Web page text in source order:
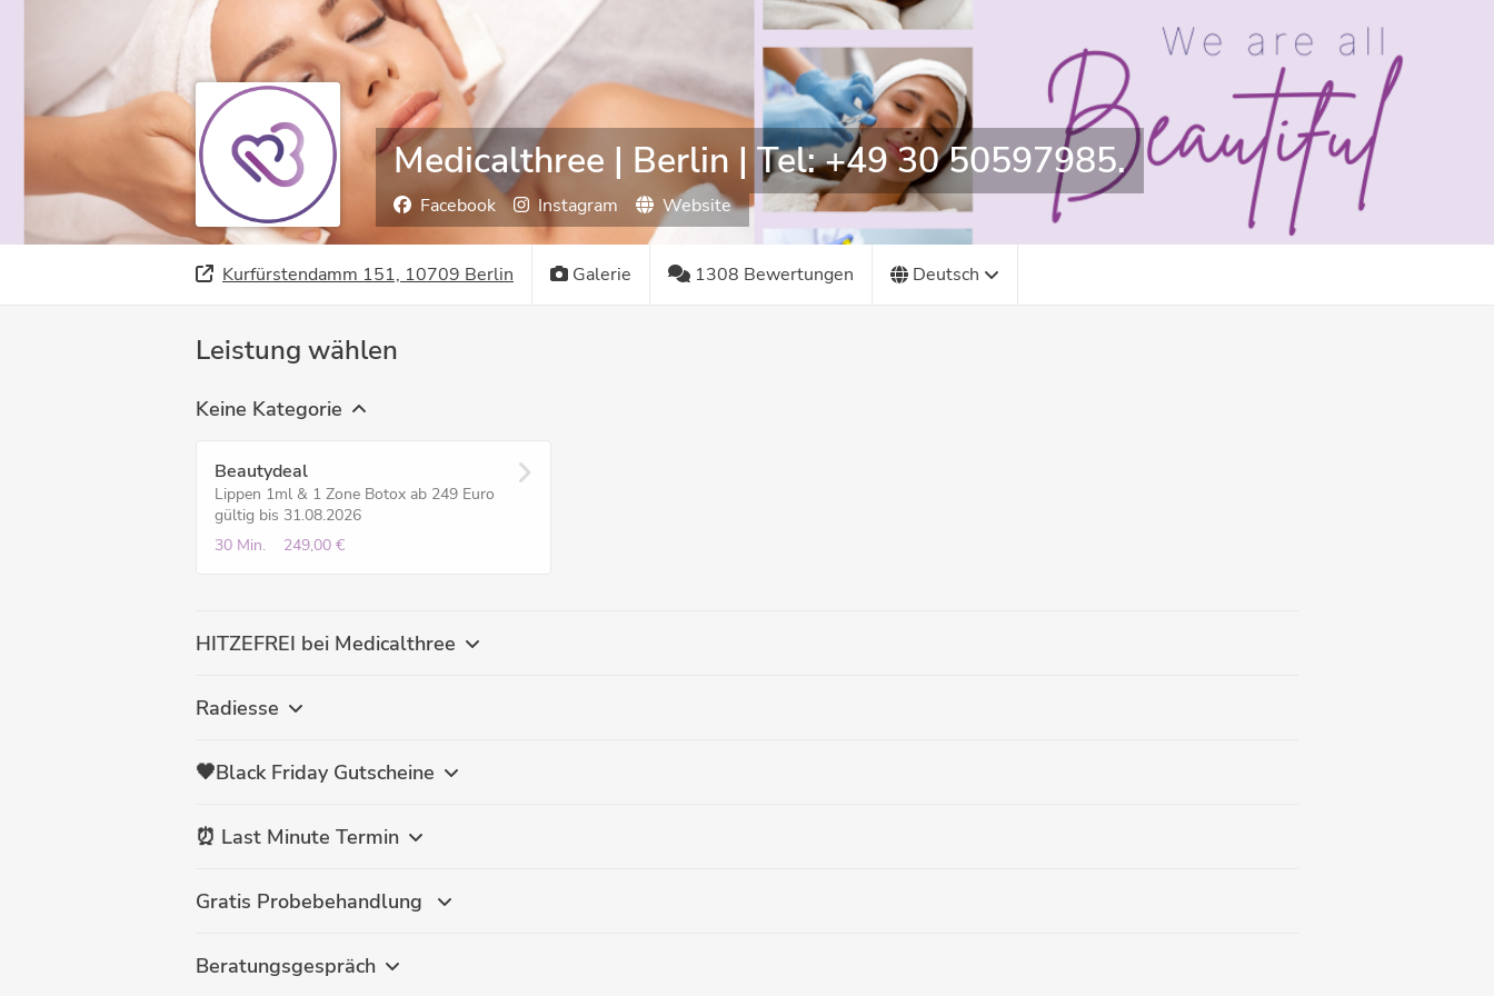
Medicalthree | Berlin | Tel: +49 30 50597985.
Facebook Instagram Website
Kurfürstendamm 151, 10709 Berlin Galerie 1308 Bewertungen Deutsch
Leistung wählen
Keine Kategorie
Beautydeal
Lippen 1ml & 1 Zone Botox ab 249 Euro
gültig bis 31.08.2026
30 Min.
249,00 €
HITZEFREI bei Medicalthree
Radiesse
🖤Black Friday Gutscheine
⏰ Last Minute Termin
Gratis Probebehandlung
Beratungsgespräch